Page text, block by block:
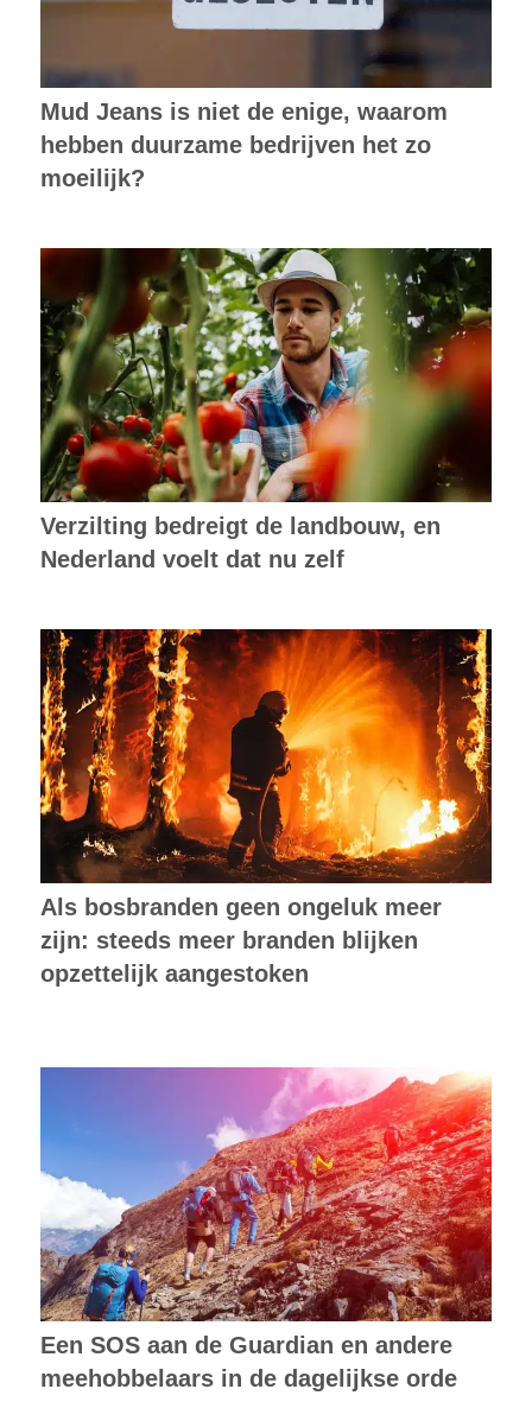
Mud Jeans is niet de enige, waarom
hebben duurzame bedrijven het zo
moeilijk?
Verzilting bedreigt de landbouw, en
Nederland voelt dat nu zelf
Als bosbranden geen ongeluk meer
zijn: steeds meer branden blijken
opzettelijk aangestoken
Een SOS aan de Guardian en andere
meehobbelaars in de dagelijkse orde